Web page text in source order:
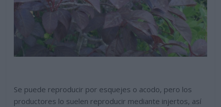
Se puede reproducir por esquejes o acodo, pero los
productores lo suelen reproducir mediante injertos, así